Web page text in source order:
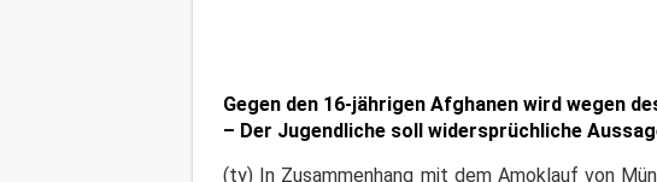
Gegen den 16-jährigen Afghanen wird wegen
– Der Jugendliche soll widersprüchliche
(ty) In Zusammenhang mit dem Amoklauf von